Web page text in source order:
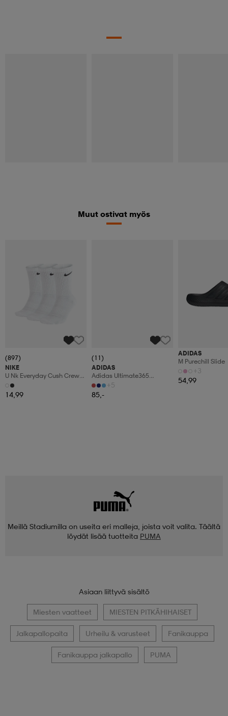
Muut ostivat myös
(897)
NIKE
U Nk Everyday Cush Crew
3pr
14,99
(11)
ADIDAS
Adidas Ultimate365
Tapered Golfbyxor
+5
85,-
ADIDAS
M Purechill Slide
+3
54,99
Meillä Stadiumilla on useita eri malleja, joista voit valita. Täältä
löydät lisää tuotteita PUMA
Asiaan liittyvä sisältö
Miesten vaatteet MIESTEN PITKÄHIHAISET
Jalkapallopaita Urheilu & varusteet Fanikauppa
Fanikauppa jalkapallo PUMA